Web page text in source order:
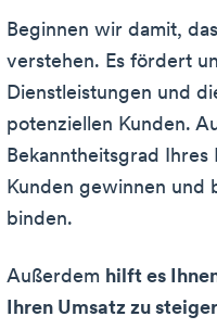
Beginnen wir damit,
verstehen. Es fördert
Dienstleistungen und
potenziellen Kunden.
Bekanntheitsgrad Ihres
Kunden gewinnen und
binden.
Außerdem hilft es
Ihren Umsatz zu